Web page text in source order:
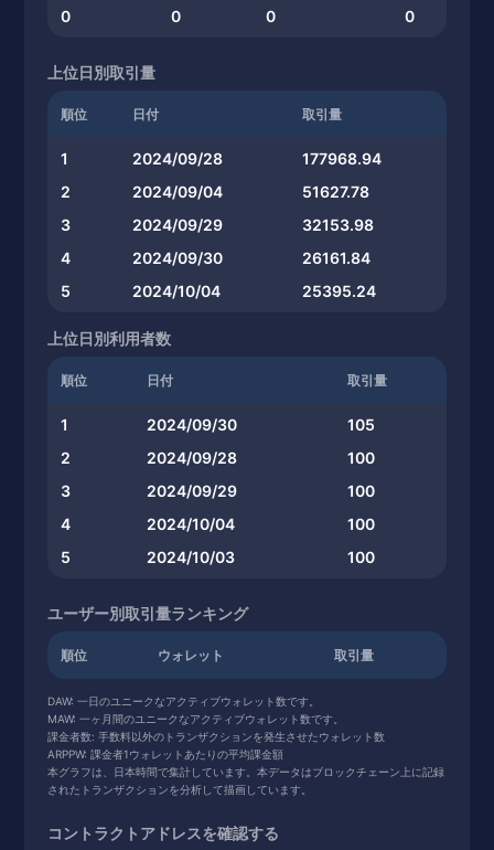
0 0 0 0
上位日別取引量
順位 日付 取引量
1 2024/09/28
177968.94
2
2024/09/04
51627.78
3
2024/09/29
32153.98
4
2024/09/30
26161.84
5
2024/10/04 25395.24
上位日別利用者数
順位 日付 取引量
1 2024/09/30
105
2
2024/09/28
100
3
2024/09/29
100
4
2024/10/04
100
5
2024/10/03 100
ユーザー別取引量ランキング
順位 ウォレット 取引量
DAW: 一日のユニークなアクティブウォレット数です。
MAW: 一ヶ月間のユニークなアクティブウォレット数です。
課金者数: 手数料以外のトランザクションを発生させたウォレット数
ARPPW: 課金者1ウォレットあたりの平均課金額
本グラフは、日本時間で集計しています。本データはブロックチェーン上に記録
されたトランザクションを分析して描画しています。
コントラクトアドレスを確認する